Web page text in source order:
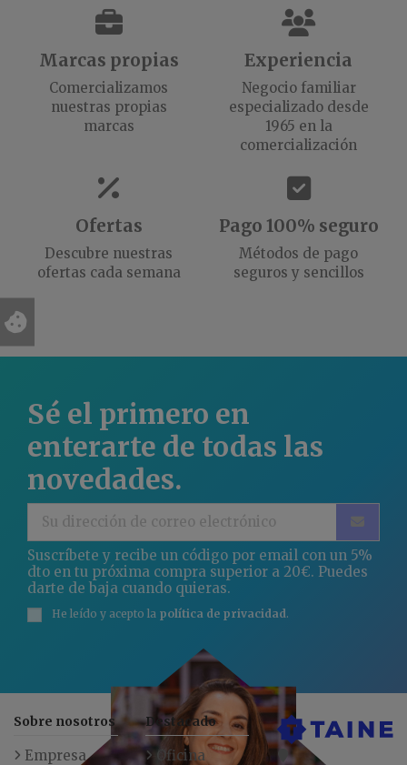
Marcas propias
Comercializamos
nuestras propias
marcas
Experiencia
Negocio familiar
especializado desde
1965 en la
comercialización
Ofertas
Descubre nuestras
ofertas cada semana
Pago 100% seguro
Métodos de pago
seguros y sencillos
Sé el primero en
enterarte de todas las
novedades.
Suscríbete y recibe un código por email con un 5%
dto en tu próxima compra superior a 20€. Puedes
darte de baja cuando quieras.
He leído y acepto la política de privacidad.
Sobre nosotros
Empresa
Destacado
Oficina